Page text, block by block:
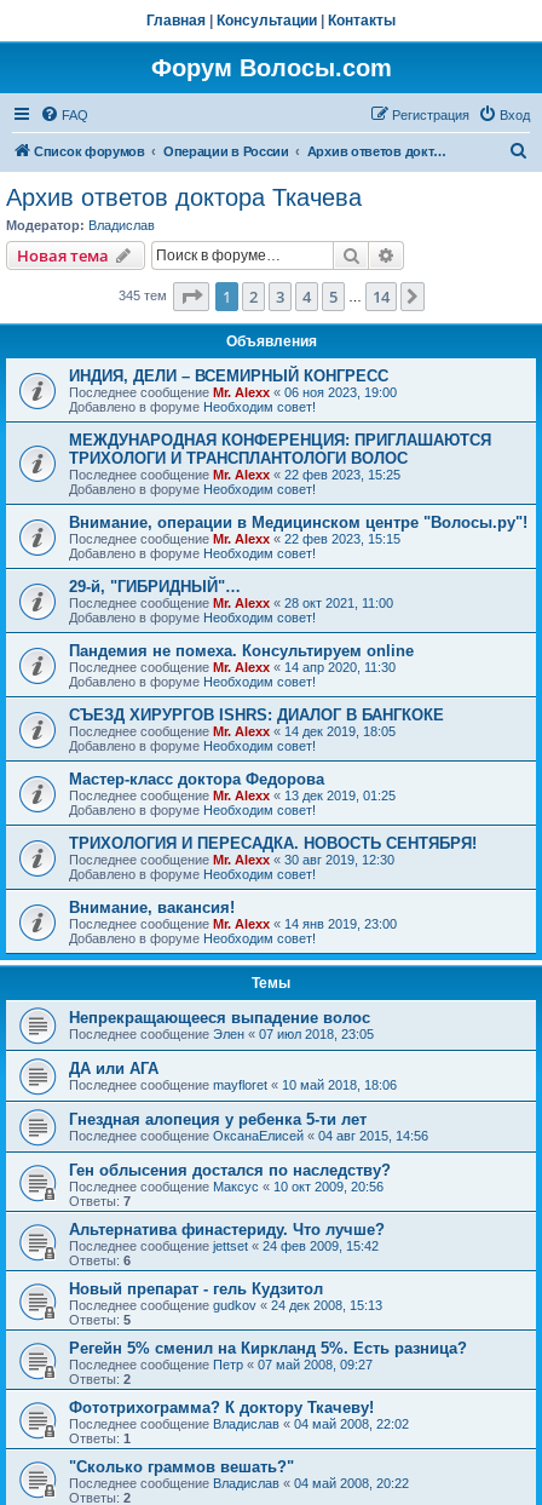
Главная Консультации Контакты
Форум Волосы.com
FAQ Вход
Регистрация
Список форумов Операции в России Архив ответов доктора Ткачева
Архив ответов доктора Ткачева
Модератор: Владислав
Новая тема Поиск
345 тем Страница из 14
1 2 3 4 5 14
Объявления
ИНДИЯ, ДЕЛИ – ВСЕМИРНЫЙ КОНГРЕСС
Последнее сообщение Mr. Alexx « 06 ноя 2023, 19:00
Добавлено в форуме Необходим совет!
МЕЖДУНАРОДНАЯ КОНФЕРЕНЦИЯ: ПРИГЛАШАЮТСЯ
ТРИХОЛОГИ И ТРАНСПЛАНТОЛОГИ ВОЛОС
Последнее сообщение Mr. Alexx « 22 фев 2023, 15:25
Добавлено в форуме Необходим совет!
Внимание, операции в Медицинском центре "Волосы.ру"!
Последнее сообщение Mr. Alexx « 22 фев 2023, 15:15
Добавлено в форуме Необходим совет!
29-й, "ГИБРИДНЫЙ"…
Последнее сообщение Mr. Alexx « 28 окт 2021, 11:00
Добавлено в форуме Необходим совет!
Пандемия не помеха. Консультируем online
Последнее сообщение Mr. Alexx « 14 апр 2020, 11:30
Добавлено в форуме Необходим совет!
СЪЕЗД ХИРУРГОВ ISHRS: ДИАЛОГ В БАНГКОКЕ
Последнее сообщение Mr. Alexx « 14 дек 2019, 18:05
Добавлено в форуме Необходим совет!
Мастер-класс доктора Федорова
Последнее сообщение Mr. Alexx « 13 дек 2019, 01:25
Добавлено в форуме Необходим совет!
ТРИХОЛОГИЯ И ПЕРЕСАДКА. НОВОСТЬ СЕНТЯБРЯ!
Последнее сообщение Mr. Alexx « 30 авг 2019, 12:30
Добавлено в форуме Необходим совет!
Внимание, вакансия!
Последнее сообщение Mr. Alexx « 14 янв 2019, 23:00
Добавлено в форуме Необходим совет!
Темы
Непрекращающееся выпадение волос
Последнее сообщение Элен « 07 июл 2018, 23:05
ДА или АГА
Последнее сообщение mayfloret « 10 май 2018, 18:06
Гнездная алопеция у ребенка 5-ти лет
Последнее сообщение ОксанаЕлисей « 04 авг 2015, 14:56
Ген облысения достался по наследству?
Последнее сообщение Максус « 10 окт 2009, 20:56
Ответы: 7
Альтернатива финастериду. Что лучше?
Последнее сообщение jettset « 24 фев 2009, 15:42
Ответы: 6
Новый препарат - гель Кудзитол
Последнее сообщение gudkov « 24 дек 2008, 15:13
Ответы: 5
Регейн 5% сменил на Киркланд 5%. Есть разница?
Последнее сообщение Петр « 07 май 2008, 09:27
Ответы: 2
Фототрихограмма? К доктору Ткачеву!
Последнее сообщение Владислав « 04 май 2008, 22:02
Ответы: 1
"Сколько граммов вешать?"
Последнее сообщение Владислав « 04 май 2008, 20:22
Ответы: 2